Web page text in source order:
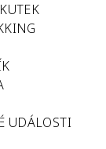
UDÁLOSTI